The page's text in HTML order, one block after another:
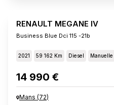
RENAULT MEGANE IV
Business Blue Dci 115 -21b
2021 59 162 Km Diesel Manuelle
14 990 €
Mans (72)